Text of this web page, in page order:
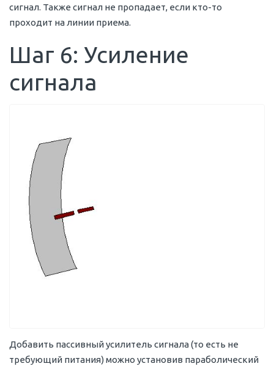
сигнал. Также сигнал не пропадает, если кто-то
проходит на линии приема.
Шаг 6: Усиление
сигнала
Добавить пассивный усилитель сигнала (то есть не
требующий питания) можно установив параболический